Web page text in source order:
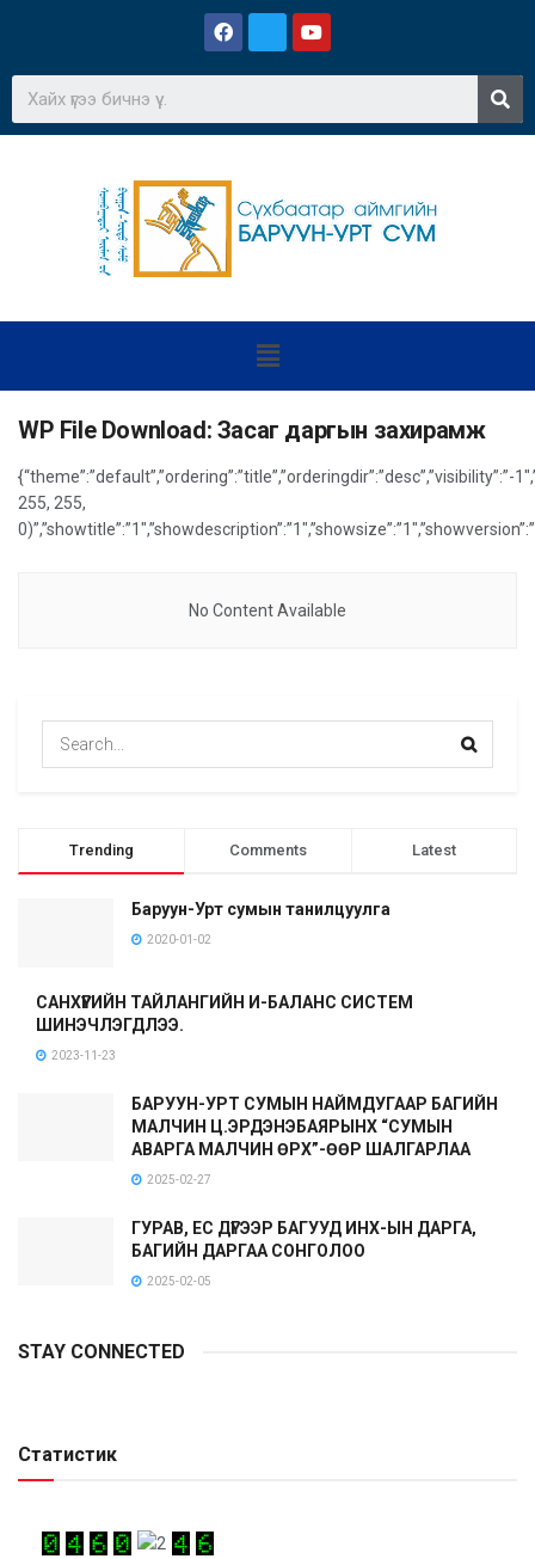
WP File Download: Засаг даргын захирамж
{“theme”:”default”,”ordering”:”title”,”orderingdir”:”desc”,”visibility”:”-
255, 255,
No Content Available
Trending Comments Latest
Баруун-Урт сумын танилцуулга
2020-01-02
САНХҮҮГИЙН ТАЙЛАНГИЙН И-БАЛАНС СИСТЕМ
ШИНЭЧЛЭГДЛЭЭ.
2023-11-23
БАРУУН-УРТ СУМЫН НАЙМДУГААР БАГИЙН
МАЛЧИН Ц.ЭРДЭНЭБАЯРЫНХ “СУМЫН
АВАРГА МАЛЧИН ӨРХ”-ӨӨР ШАЛГАРЛАА
2025-02-27
ГУРАВ, ЕС ДҮГЭЭР БАГУУД ИНХ-ЫН ДАРГА,
БАГИЙН ДАРГАА СОНГОЛОО
2025-02-05
STAY CONNECTED
Статистик